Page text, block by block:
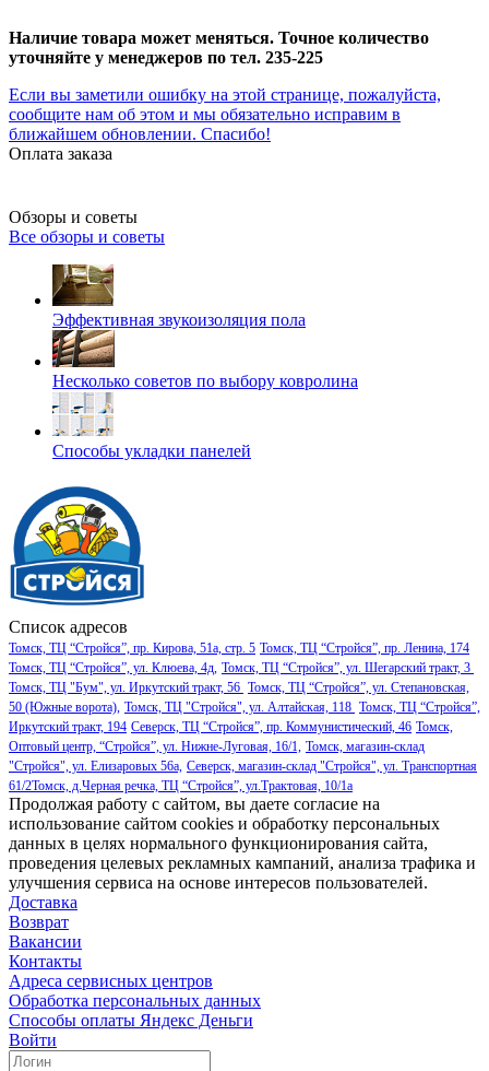
Наличие товара может меняться. Точное количество
уточняйте у менеджеров по тел. 235-225
Если вы заметили ошибку на этой странице, пожалуйста,
сообщите нам об этом и мы обязательно исправим в
ближайшем обновлении. Спасибо!
Оплата заказа
Обзоры и советы
Все обзоры и советы
Эффективная звукоизоляция пола
Несколько советов по выбору ковролина
Способы укладки панелей
Список адресов
Томск, ТЦ “Стройся”, пр. Кирова, 51а, стр. 5 Томск, ТЦ “Стройся”, пр. Ленина, 174
Томск, ТЦ “Стройся”, ул. Клюева, 4д, Томск, ТЦ “Стройся”, ул. Шегарский тракт, 3
Томск, ТЦ "Бум", ул. Иркутский тракт, 56 Томск, ТЦ “Стройся”, ул. Степановская,
50 (Южные ворота), Томск, ТЦ "Стройся", ул. Алтайская, 118 Томск, ТЦ “Стройся”,
Иркутский тракт, 194 Северск, ТЦ “Стройся”, пр. Коммунистический, 46 Томск,
Оптовый центр, “Стройся”, ул. Нижне-Луговая, 16/1, Томск, магазин-склад
"Стройся", ул. Елизаровых 56а, Северск, магазин-склад "Стройся", ул. Транспортная
61/2Томск, д.Черная речка, ТЦ “Стройся”, ул.Трактовая, 10/1а
Продолжая работу с сайтом, вы даете согласие на
использование сайтом cookies и обработку персональных
данных в целях нормального функционирования сайта,
проведения целевых рекламных кампаний, анализа трафика и
улучшения сервиса на основе интересов пользователей.
Доставка
Возврат
Вакансии
Контакты
Адреса сервисных центров
Обработка персональных данных
Способы оплаты Яндекс Деньги
Войти